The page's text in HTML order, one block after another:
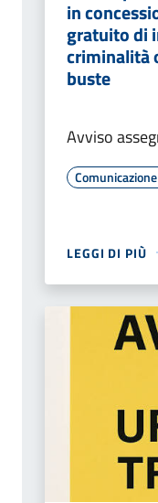
in
gratuito di
criminalità
buste
Avviso
LEGGI DI PIÙ